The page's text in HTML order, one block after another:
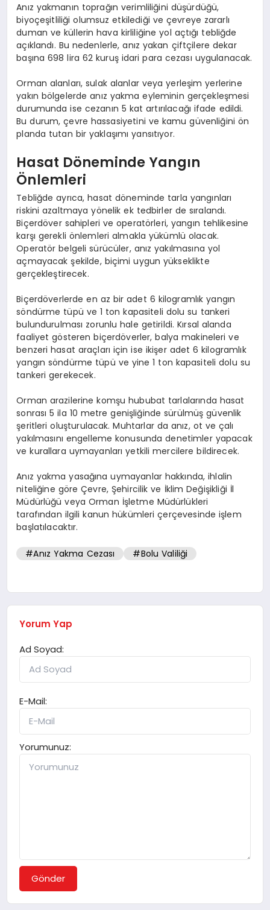
Anız yakmanın toprağın verimliliğini düşürdüğü,
biyoçeşitliliği olumsuz etkilediği ve çevreye zararlı
duman ve küllerin hava kirliliğine yol açtığı tebliğde
açıklandı. Bu nedenlerle, anız yakan çiftçilere dekar
başına 698 lira 62 kuruş idari para cezası uygulanacak.
Orman alanları, sulak alanlar veya yerleşim yerlerine
yakın bölgelerde anız yakma eyleminin gerçekleşmesi
durumunda ise cezanın 5 kat artırılacağı ifade edildi.
Bu durum, çevre hassasiyetini ve kamu güvenliğini ön
planda tutan bir yaklaşımı yansıtıyor.
Hasat Döneminde Yangın
Önlemleri
Tebliğde ayrıca, hasat döneminde tarla yangınları
riskini azaltmaya yönelik ek tedbirler de sıralandı.
Biçerdöver sahipleri ve operatörleri, yangın tehlikesine
karşı gerekli önlemleri almakla yükümlü olacak.
Operatör belgeli sürücüler, anız yakılmasına yol
açmayacak şekilde, biçimi uygun yükseklikte
gerçekleştirecek.
Biçerdöverlerde en az bir adet 6 kilogramlık yangın
söndürme tüpü ve 1 ton kapasiteli dolu su tankeri
bulundurulması zorunlu hale getirildi. Kırsal alanda
faaliyet gösteren biçerdöverler, balya makineleri ve
benzeri hasat araçları için ise ikişer adet 6 kilogramlık
yangın söndürme tüpü ve yine 1 ton kapasiteli dolu su
tankeri gerekecek.
Orman arazilerine komşu hububat tarlalarında hasat
sonrası 5 ila 10 metre genişliğinde sürülmüş güvenlik
şeritleri oluşturulacak. Muhtarlar da anız, ot ve çalı
yakılmasını engelleme konusunda denetimler yapacak
ve kurallara uymayanları yetkili mercilere bildirecek.
Anız yakma yasağına uymayanlar hakkında, ihlalin
niteliğine göre Çevre, Şehircilik ve İklim Değişikliği İl
Müdürlüğü veya Orman İşletme Müdürlükleri
tarafından ilgili kanun hükümleri çerçevesinde işlem
başlatılacaktır.
#Anız Yakma Cezası #Bolu Valiliği
Yorum Yap
Ad Soyad:
E-Mail:
Yorumunuz:
Gönder